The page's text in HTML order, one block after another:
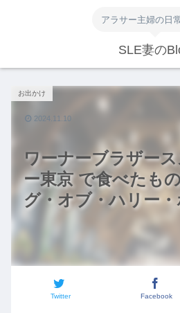
アラサー主婦の日
SLE妻の
ワーナーブラザー
ー東京 で食べたも
グ・オブ・ハリー
お出かけ
Twitter Facebook
2024.11.10